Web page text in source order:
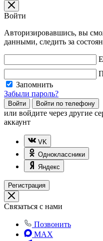
Войти
Авторизировавшись, вы
данными, следить за
Запомнить
Забыли пароль?
Войти Войти по телефону
или войдите через другие
аккаунт
VK
Одноклассники
Яндекс
Регистрация
Связаться с нами
Позвонить
MAX